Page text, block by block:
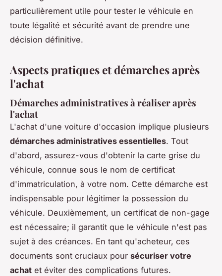
particulièrement utile pour tester le véhicule en
toute légalité et sécurité avant de prendre une
décision définitive.
Aspects pratiques et démarches après
l'achat
Démarches administratives à réaliser après
l'achat
L'achat d'une voiture d'occasion implique plusieurs
démarches administratives essentielles. Tout
d'abord, assurez-vous d'obtenir la carte grise du
véhicule, connue sous le nom de certificat
d'immatriculation, à votre nom. Cette démarche est
indispensable pour légitimer la possession du
véhicule. Deuxièmement, un certificat de non-gage
est nécessaire; il garantit que le véhicule n'est pas
sujet à des créances. En tant qu'acheteur, ces
documents sont cruciaux pour sécuriser votre
achat et éviter des complications futures.